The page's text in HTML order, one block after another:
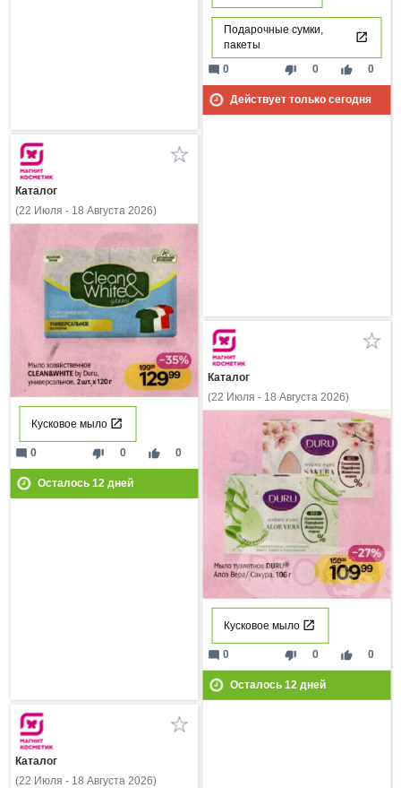
Подарочные сумки,
пакеты
thumb_down 0 thumb_up 0
mode_comment 0
Действует только сегодня
Каталог
(22 Июля - 18 Августа 2026)
Кусковое мыло
thumb_down 0 thumb_up 0
mode_comment 0
Осталось 12 дней
Каталог
(22 Июля - 18 Августа 2026)
Кусковое мыло
thumb_down 0 thumb_up 0
mode_comment 0
Осталось 12дней
Каталог
(22 Июля - 18 Августа 2026)